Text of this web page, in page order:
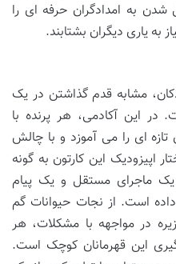
شدن به امدادگران حرفه ای را
به یاری دیگران بشتابند.
مشابه قدم گذاشتن در یک
در این آکادمی، هر پرنده با
ای را می آموزد و با چالش
اپیزودیک این کارتون به گونه
ماجرای مستقل و یک پیام
است. از نجات حیوانات گم
در مواجهه با مشکلات، هر
این قهرمانان کوچک است.